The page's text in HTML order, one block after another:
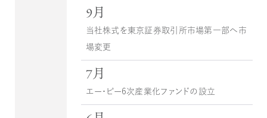
9月
当社株式を東京証券取引所市場第一部へ市
場変更
7月
エー・ピー６次産業化ファンドの設立